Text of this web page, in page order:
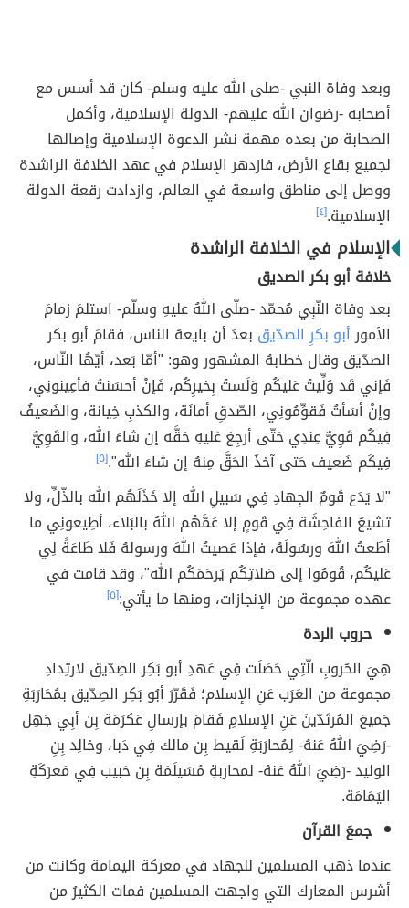
وبعد وفاة النبي -صلى الله عليه وسلم- كان قد أسس مع
أصحابه -رضوان الله عليهم- الدولة الإسلامية، وأكمل
الصحابة من بعده مهمة نشر الدعوة الإسلامية وإصالها
لجميع بقاع الأرض، فازدهر الإسلام في عهد الخلافة الراشدة
ووصل إلى مناطق واسعة في العالم، وازدادت رقعة الدولة
الإسلامية.[٤]
الإسلام في الخلافة الراشدة
خلافة أبو بكر الصديق
بعد وفاة النّبِي مُحمّد -صلّى اللهُ عليهِ وسلّم- استلمَ زمامَ
الأمورأبو بكرِ الصدّيق بعدَ أن بايعهُ الناس، فقامَ أبو بكر
الصدّيق وقال خطابهُ المشهور وهو: "أمّا بَعد، أيّهُا النّاس،
فَإني قَد وُلِّيتُ عَليكُم وَلَستُ بِخيرِكُم، فَإنْ أحسَنتُ فأعِينونِي،
وإنْ أسَأتُ فَقوِّمُونِي، الصّدقِ أمانَة، والكذبِ خِيانة، والضَعيفُ
فِيكُم قَوِيٌّ عِندِي حَتّى أرجِعَ عَليهِ حَقَّه إن شاءَ الله، والقَوِيُّ
فِيكَم ضَعيف حَتى آخذُ الحَقَّ مِنهُ إن شاءَ الله".[٥]
"لا يَدَع قَومٌ الجِهادِ فِي سَبيلِ الله إلا خَذَلَهُم الله بالذّلِّ، ولا
تشيعُ الفاحِشَة فِي قَومٍ إلا عَمَّهُم اللهُ بالبَلاء، أطِيعونِي ما
أطَعتُ اللهَ ورسُولَهُ، فإذا عَصيتُ اللهَ ورسولهُ فَلا طَاعَةً لِي
عَليكُم، قُومُوا إلى صَلاتِكُم يَرحَمَكُم الله"، وقد قامت في
عهده مجموعة من الإنجازات، ومنها ما يأتي:[٥]
حروب الردة
هِيَ الحُروبِ الّتِي حَصَلَت فِي عَهدِ أبو بَكِر الصِدّيق لارتِدادِ
مجموعة من العَرَب عَنِ الإسلام؛ فَقَرّرَ أبُو بَكِر الصِدّيق بمُحَارَبَةِ
جَميعَ المُرتَدّينَ عَنِ الإسلامِ فَقامَ بإرسالِ عَكرَمَة بِن أبِي جَهِل
-رَضِيَ اللهُ عَنهُ- لِمُحارَبَةِ لَقيط بِن مالك فِي دَبا، وخالِد بِنِ
الوليد -رَضِيَ اللهُ عَنهُ- لمحاربةِ مُسَيلَمَة بِن حَبيب فِي مَعرَكَةِ
اليَمَامَة.
جمعَ القرآن
عندما ذهب المسلمين للجهاد في معركة اليمامة وكانت من
أشرس المعارك التي واجهت المسلمين فمات الكثيرُ من